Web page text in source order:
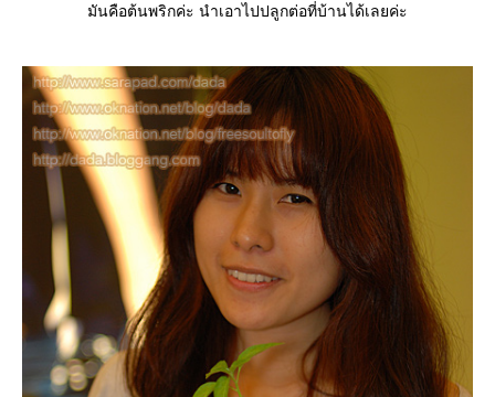
มันคือต้นพริกค่ะ นำเอาไปปลูกต่อที่บ้านได้เลยค่ะ